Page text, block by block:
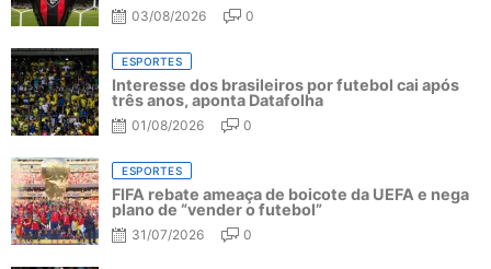
03/08/2026 0
ESPORTES
Interesse dos brasileiros por futebol cai após
três anos, aponta Datafolha
01/08/2026 0
ESPORTES
FIFA rebate ameaça de boicote da UEFA e nega
plano de “vender o futebol”
31/07/2026 0